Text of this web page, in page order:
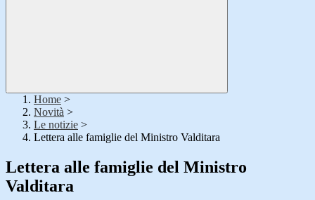
Home >
Novità >
Le notizie >
Lettera alle famiglie del Ministro Valditara
Lettera alle famiglie del Ministro
Valditara